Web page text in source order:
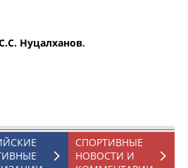
Нуцалханов.
СПОРТИВНЫЕ
НОВОСТИ И